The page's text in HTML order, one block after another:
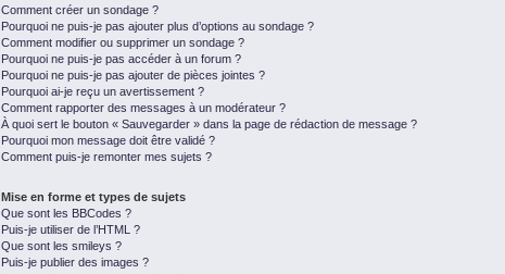
Comment créer un sondage ?
Pourquoi ne puis-je pas ajouter plus d’options au sondage ?
Comment modifier ou supprimer un sondage ?
Pourquoi ne puis-je pas accéder à un forum ?
Pourquoi ne puis-je pas ajouter de pièces jointes ?
Pourquoi ai-je reçu un avertissement ?
Comment rapporter des messages à un modérateur ?
À quoi sert le bouton « Sauvegarder » dans la page de rédaction de message ?
Pourquoi mon message doit être validé ?
Comment puis-je remonter mes sujets ?
Mise en forme et types de sujets
Que sont les BBCodes ?
Puis-je utiliser de l’HTML ?
Que sont les smileys ?
Puis-je publier des images ?